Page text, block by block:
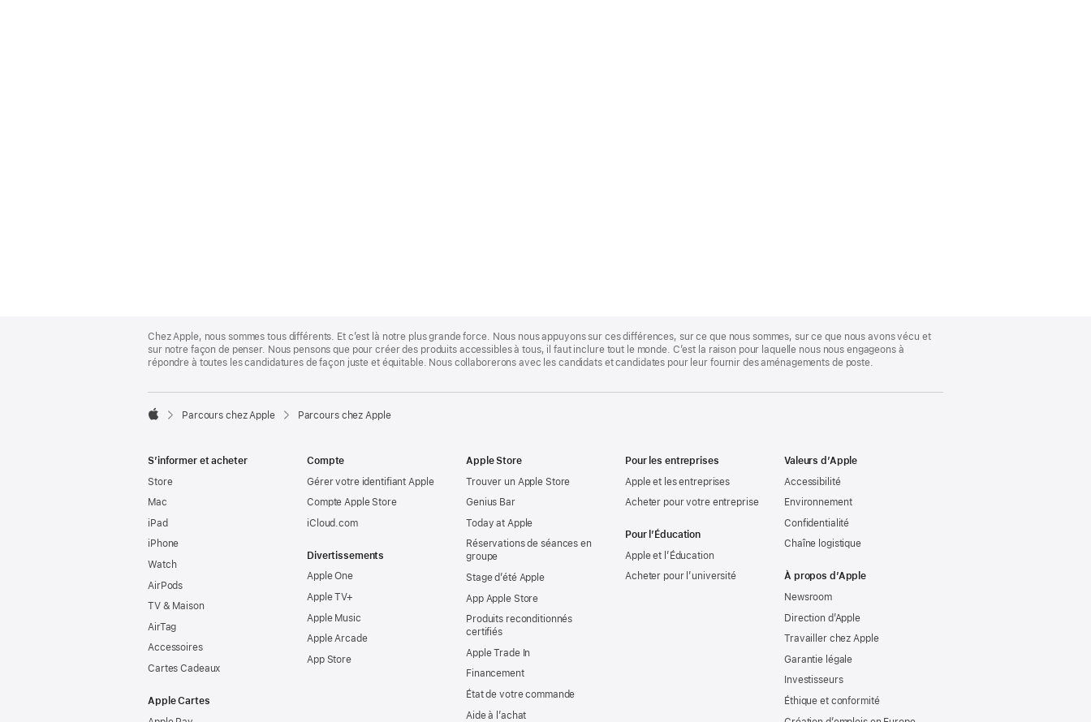
Footer
Chez Apple, nous sommes tous différents. Et c’est là notre plus grande force. Nous nous appuyons sur ces différences, sur ce que nous sommes, sur ce que nous avons vécu et
sur notre façon de penser. Nous pensons que pour créer des produits accessibles à tous, il faut inclure tout le monde. C’est la raison pour laquelle nous nous engageons à
répondre à toutes les candidatures de façon juste et équitable. Nous collaborerons avec les candidats et candidates pour leur fournir des aménagements de poste.

Parcours chez Apple Parcours chez Apple
S’informer et acheter
Store
Mac
iPad
iPhone
Watch
AirPods
TV & Maison
AirTag
Accessoires
Cartes Cadeaux
Apple Cartes
Compte
Gérer votre identifiant Apple
Compte Apple Store
iCloud.com
Divertissements
Apple One
Apple TV+
Apple Music
Apple Arcade
App Store
Apple Store
Trouver un Apple Store
Genius Bar
Today at Apple
Réservations de séances en
groupe
Stage d’été Apple
App Apple Store
Produits reconditionnés
certifiés
Apple Trade In
Financement
État de votre commande
Aide à l’achat
Pour les entreprises
Apple et les entreprises
Acheter pour votre entreprise
Pour l’Éducation
Apple et l’Éducation
Acheter pour l’université
Valeurs d’Apple
Accessibilité
Environnement
Confidentialité
Chaîne logistique
À propos d’Apple
Newsroom
Direction d’Apple
Travailler chez Apple
Garantie légale
Investisseurs
Éthique et conformité